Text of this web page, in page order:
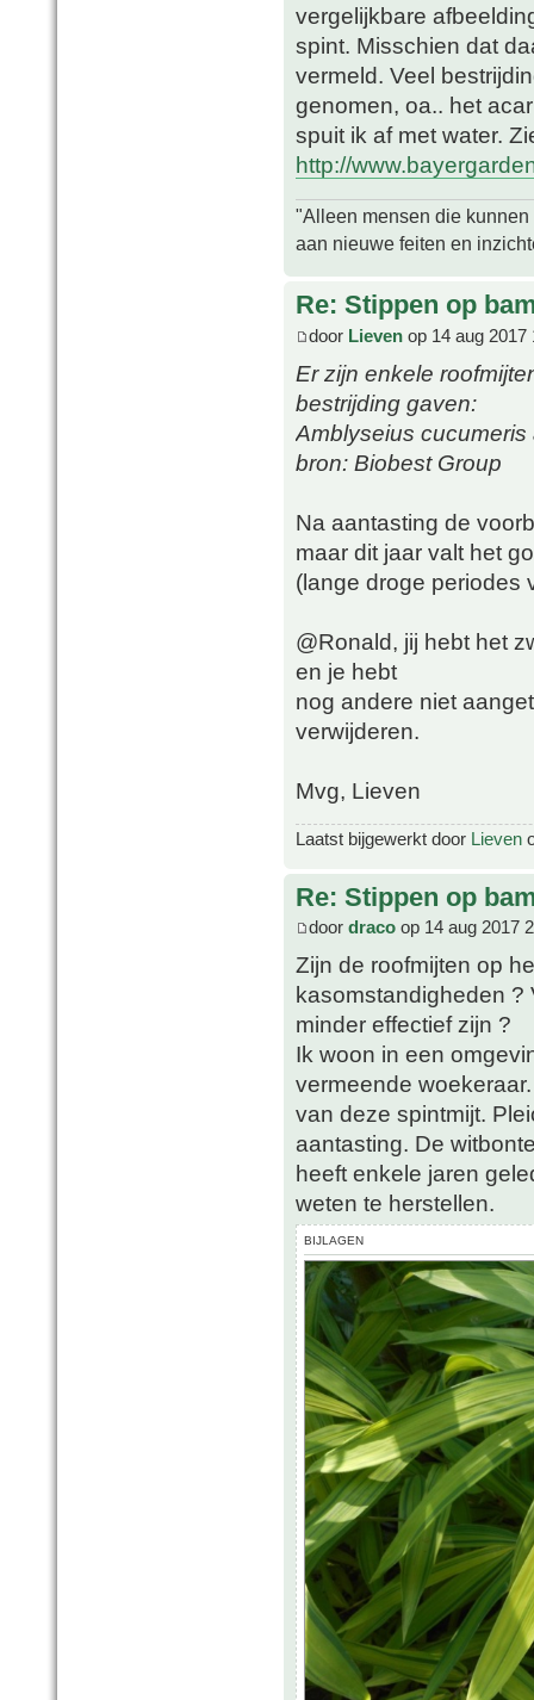
vergelijkbare
spint. Misschien dat
vermeld. Veel
genomen, oa.. het
spuit ik af met water.
http://
"Alleen mensen die
aan nieuwe feiten en
Re: Stippen op
door Lieven op 14 aug 2017
Er zijn enkele
bestrijding gaven:
Amblyseius
bron: Biobest Group
Na aantasting de
maar dit jaar valt het
(lange droge periodes
@Ronald, jij hebt het
en je hebt
nog andere niet
verwijderen.
Mvg, Lieven
Laatst bijgewerkt door Lieven
Re: Stippen op
door draco op 14 aug 2017
Zijn de roofmijten op
kasomstandigheden ?
minder effectief zijn ?
Ik woon in een
vermeende
van deze spintmijt.
aantasting. De
heeft enkele jaren
weten te herstellen.
BIJLAGEN